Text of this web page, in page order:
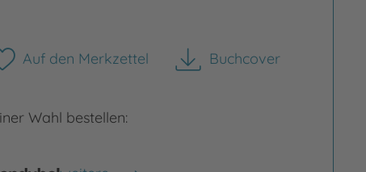
Auf den Merkzettel Buchcover
herunterladen
Wahl bestellen: